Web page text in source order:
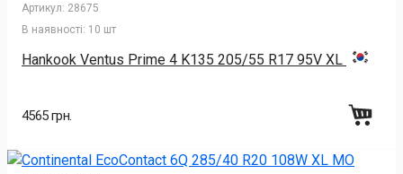
Артикул: 28675
В наявності: 10 шт
Hankook Ventus Prime 4 K135 205/55 R17 95V XL
4565 грн.